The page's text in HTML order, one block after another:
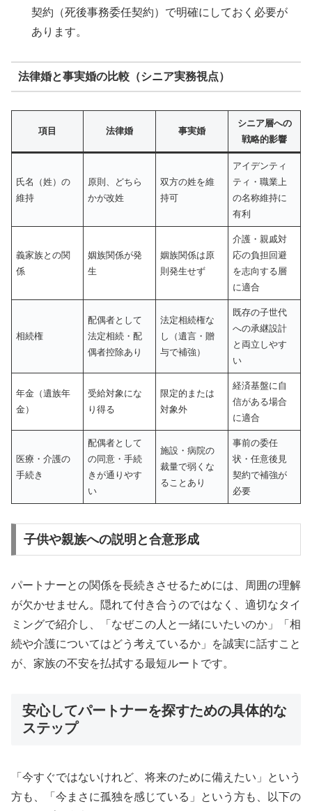
契約（死後事務委任契約）で明確にしておく必要が
あります。
法律婚と事実婚の比較（シニア実務視点）
項目 法律婚 事実婚
シニア層への
戦略的影響
氏名（姓）の
維持
原則、どちら
かが改姓
双方の姓を維
持可
アイデンティ
ティ・職業上
の名称維持に
有利
義家族との関
係
姻族関係が発
生
姻族関係は原
則発生せず
介護・親戚対
応の負担回避
を志向する層
に適合
相続権
配偶者として
法定相続・配
偶者控除あり
法定相続権な
し（遺言・贈
与で補強）
既存の子世代
への承継設計
と両立しやす
い
年金（遺族年
金）
受給対象にな
り得る
限定的または
対象外
経済基盤に自
信がある場合
に適合
医療・介護の
手続き
配偶者として
の同意・手続
きが通りやす
い
施設・病院の
裁量で弱くな
ることあり
事前の委任
状・任意後見
契約で補強が
必要
子供や親族への説明と合意形成
パートナーとの関係を長続きさせるためには、周囲の理解
が欠かせません。隠れて付き合うのではなく、適切なタイ
ミングで紹介し、「なぜこの人と一緒にいたいのか」「相
続や介護についてはどう考えているか」を誠実に話すこと
が、家族の不安を払拭する最短ルートです。
安心してパートナーを探すための具体的な
ステップ
「今すぐではないけれど、将来のために備えたい」という
方も、「今まさに孤独を感じている」という方も、以下の